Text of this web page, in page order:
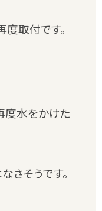
取付です。
度水をかけた
さそうです。